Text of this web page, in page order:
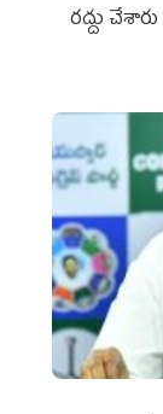
రద్దు చేశారు